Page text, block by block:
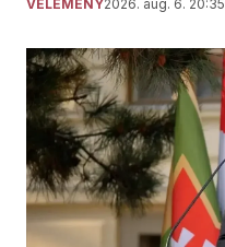
VÉLEMÉNY2026. aug. 6. 20:35